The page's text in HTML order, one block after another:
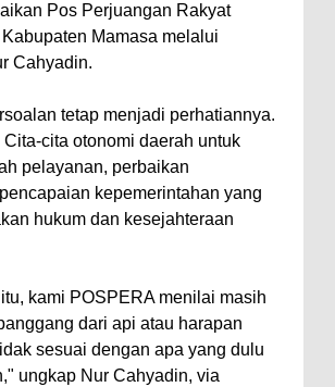
Pos Perjuangan Rakyat
Mamasa melalui
Cahyadin.
tetap menjadi perhatiannya.
Cita-cita otonomi daerah untuk
pelayanan, perbaikan
kepemerintahan yang
hukum dan kesejahteraan
kami POSPERA menilai masih
dari api atau harapan
sesuai dengan apa yang dulu
ungkap Nur Cahyadin, via